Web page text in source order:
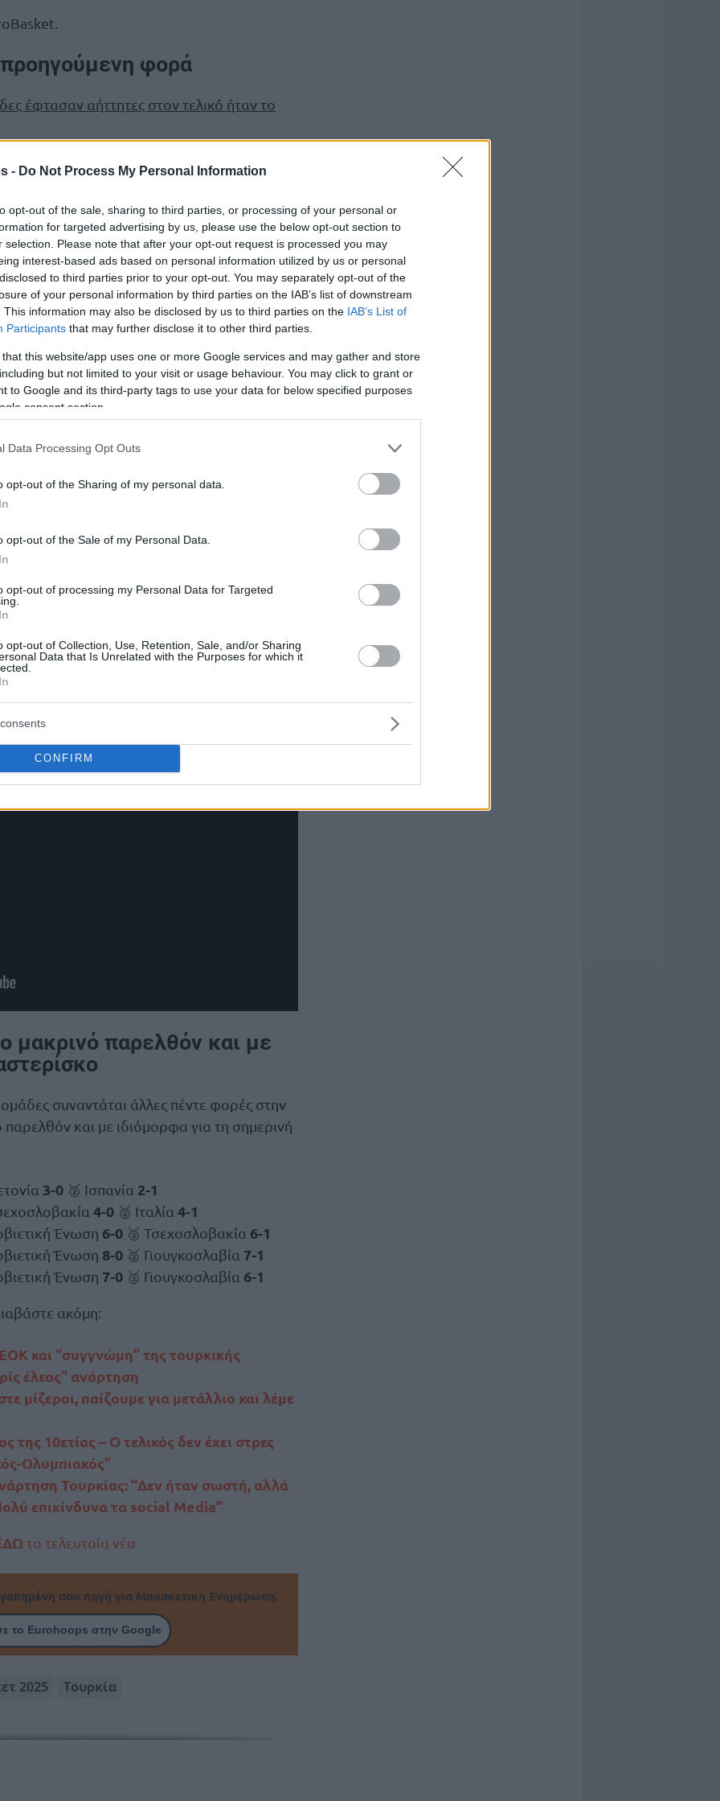
- Do Not Process My Personal Information
opt-out of the sale, sharing to third parties, or processing of your personal or
for targeted advertising by us, please use the below opt-out section to
selection. Please note that after your opt-out request is processed you may
interest-based ads based on personal information utilized by us or personal
to third parties prior to your opt-out. You may separately opt-out of the
of your personal information by third parties on the IAB’s list of downstream
This information may also be disclosed by us to third parties on the IAB’s List of
Participants that may further disclose it to other third parties.
that this website/app uses one or more Google services and may gather and store
but not limited to your visit or usage behaviour. You may click to grant or
to Google and its third-party tags to use your data for below specified purposes
consent section.
Data Processing Opt Outs
opt-out of the Sharing of my personal data.
opt-out of the Sale of my Personal Data.
opt-out of processing my Personal Data for Targeted
opt-out of Collection, Use, Retention, Sale, and/or Sharing
Data that Is Unrelated with the Purposes for which it
CONFIRM
φορά
έφτασαν αήττητες στον τελικό ήταν το
από3-0στη φάση των ομίλων (4×4) και το
φάση μέχρι τον τελικό (
) στη Στοκχόλμη.
1991 στη Ρώμη
(4-1)
με τη συμμετοχή μόλις 8 ομάδων
ημιτελική φάση, “μικρός” και “μεγάλος”
μακρινό παρελθόν και με
συναντάται άλλες πέντε φορές στην
και με ιδιόμορφα για τη σημερινή
3-0 🥈 Ισπανία 2-1
4-0 🥈 Ιταλία 4-1
Ένωση 6-0 🥈 Τσεχοσλοβακία 6-1
Ένωση 8-0 🥈 Γιουγκοσλαβία 7-1
Ένωση 7-0 🥈 Γιουγκοσλαβία 6-1
ακόμη:
και “συγγνώμη” της τουρκικής
έλεος” ανάρτηση
μίζεροι, παίζουμε για μετάλλιο και λέμε
της 10ετίας – Ο τελικός δεν έχει στρες
Ολυμπιακός”
Τουρκίας: “Δεν ήταν σωστή, αλλά
επικίνδυνα τα social Media”
τα τελευταία νέα
σου πηγή για Μπασκετική Ενημέρωση.
το Eurohoops στην Google
2025 Τουρκία